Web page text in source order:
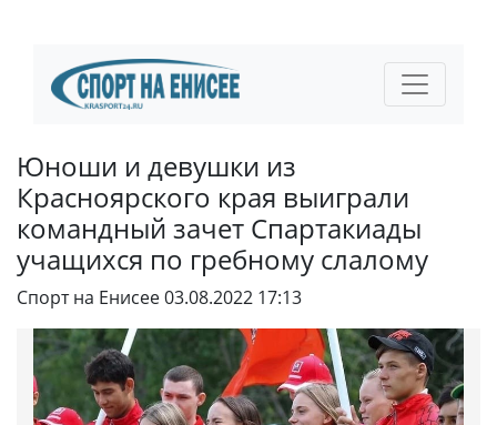
Юноши и девушки из
Красноярского края выиграли
командный зачет Спартакиады
учащихся по гребному слалому
Спорт на Енисее03.08.2022 17:13